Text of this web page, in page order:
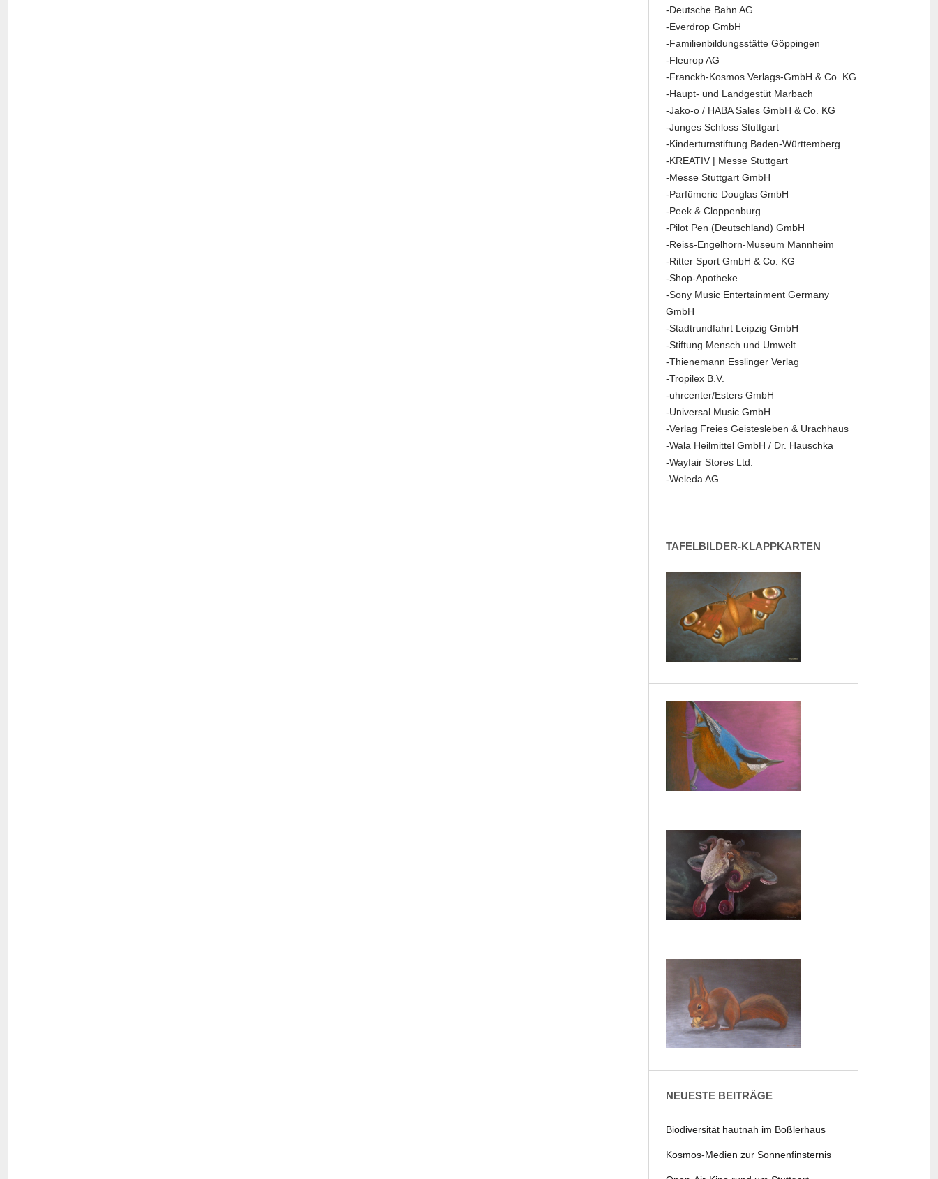
-Deutsche Bahn AG
-Everdrop GmbH
-Familienbildungsstätte Göppingen
-Fleurop AG
-Franckh-Kosmos Verlags-GmbH & Co. KG
-Haupt- und Landgestüt Marbach
-Jako-o / HABA Sales GmbH & Co. KG
-Junges Schloss Stuttgart
-Kinderturnstiftung Baden-Württemberg
-KREATIV | Messe Stuttgart
-Messe Stuttgart GmbH
-Parfümerie Douglas GmbH
-Peek & Cloppenburg
-Pilot Pen (Deutschland) GmbH
-Reiss-Engelhorn-Museum Mannheim
-Ritter Sport GmbH & Co. KG
-Shop-Apotheke
-Sony Music Entertainment Germany
GmbH
-Stadtrundfahrt Leipzig GmbH
-Stiftung Mensch und Umwelt
-Thienemann Esslinger Verlag
-Tropilex B.V.
-uhrcenter/Esters GmbH
-Universal Music GmbH
-Verlag Freies Geistesleben & Urachhaus
-Wala Heilmittel GmbH / Dr. Hauschka
-Wayfair Stores Ltd.
-Weleda AG
TAFELBILDER-KLAPPKARTEN
NEUESTE BEITRÄGE
Biodiversität hautnah im Boßlerhaus
Kosmos-Medien zur Sonnenfinsternis